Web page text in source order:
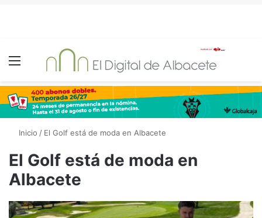
Inicio / El Golf está de moda en Albacete
El Golf está de moda en
Albacete